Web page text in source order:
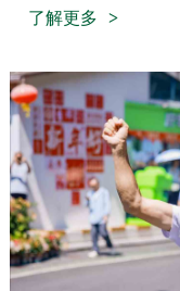
的创新，还是编织
视觉装饰，成为承
了解更多